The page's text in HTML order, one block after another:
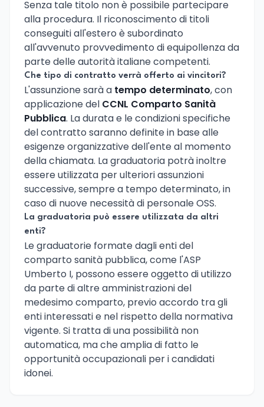
Senza tale titolo non è possibile partecipare
alla procedura. Il riconoscimento di titoli
conseguiti all'estero è subordinato
all'avvenuto provvedimento di equipollenza da
parte delle autorità italiane competenti.
Che tipo di contratto verrà offerto ai vincitori?
L'assunzione sarà a tempo determinato, con
applicazione del CCNL Comparto Sanità
Pubblica. La durata e le condizioni specifiche
del contratto saranno definite in base alle
esigenze organizzative dell'ente al momento
della chiamata. La graduatoria potrà inoltre
essere utilizzata per ulteriori assunzioni
successive, sempre a tempo determinato, in
caso di nuove necessità di personale OSS.
La graduatoria può essere utilizzata da altri
enti?
Le graduatorie formate dagli enti del
comparto sanità pubblica, come l'ASP
Umberto I, possono essere oggetto di utilizzo
da parte di altre amministrazioni del
medesimo comparto, previo accordo tra gli
enti interessati e nel rispetto della normativa
vigente. Si tratta di una possibilità non
automatica, ma che amplia di fatto le
opportunità occupazionali per i candidati
idonei.